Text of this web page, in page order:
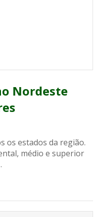
Nordeste
os estados da região.
médio e superior